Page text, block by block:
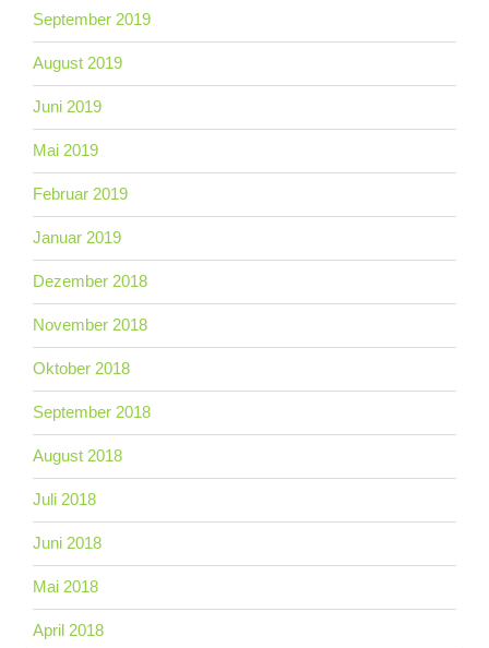
September 2019
August 2019
Juni 2019
Mai 2019
Februar 2019
Januar 2019
Dezember 2018
November 2018
Oktober 2018
September 2018
August 2018
Juli 2018
Juni 2018
Mai 2018
April 2018